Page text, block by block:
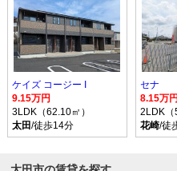
ケイズ コージー I
9.15万円
3LDK（62.10㎡）
太田/徒歩14分
セナ
8.15万円
2LDK（
花崎/徒